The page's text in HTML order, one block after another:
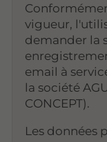
vigueur,
demander la
email à
la société
CONCEPT).
Les données